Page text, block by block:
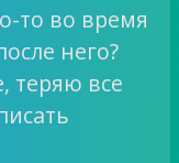
то во время
него?
теряю все